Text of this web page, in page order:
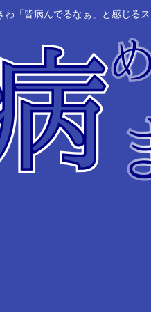
わ「皆病んでるなぁ」と感じる